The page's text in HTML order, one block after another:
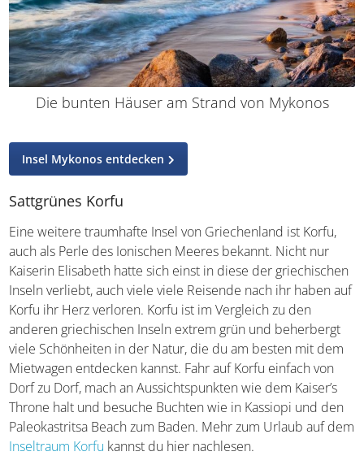
Die bunten Häuser am Strand von Mykonos
Insel Mykonos entdecken
Sattgrünes Korfu
Eine weitere traumhafte Insel von Griechenland ist Korfu,
auch als Perle des Ionischen Meeres bekannt. Nicht nur
Kaiserin Elisabeth hatte sich einst in diese der
griechischen Inseln verliebt, auch viele viele Reisende
nach ihr haben auf Korfu ihr Herz verloren. Korfu ist im
Vergleich zu den anderen griechischen Inseln extrem
grün und beherbergt viele Schönheiten in der Natur, die
du am besten mit dem Mietwagen entdecken kannst.
Fahr auf Korfu einfach von Dorf zu Dorf, mach an
Aussichtspunkten wie dem Kaiser’s Throne halt und
besuche Buchten wie in Kassiopi und den Paleokastritsa
Beach zum Baden. Mehr zum Urlaub auf demInseltraum
Korfukannst du hier nachlesen.